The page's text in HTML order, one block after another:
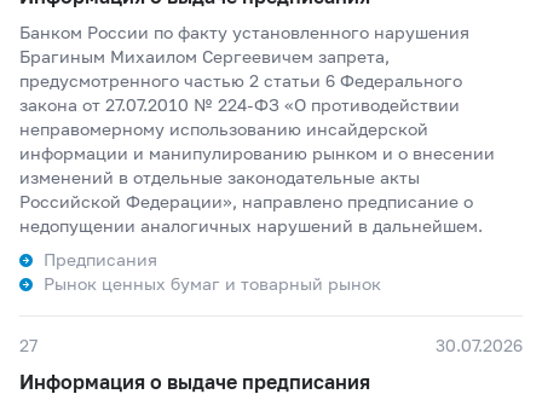
Банком России по факту установленного нарушения
Брагиным Михаилом Сергеевичем запрета,
предусмотренного частью 2 статьи 6 Федерального
закона от 27.07.2010 № 224-ФЗ «О противодействии
неправомерному использованию инсайдерской
информации и манипулированию рынком и о внесении
изменений в отдельные законодательные акты
Российской Федерации», направлено предписание о
недопущении аналогичных нарушений в дальнейшем.
Предписания
Рынок ценных бумаг и товарный рынок
27 30.07.2026
Информация о выдаче предписания